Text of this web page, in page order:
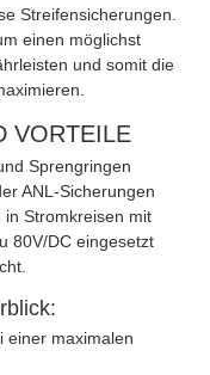
Streifensicherungen.
einen möglichst
und somit die
VORTEILE
Sprengringen
ANL-Sicherungen
Stromkreisen mit
80V/DC eingesetzt
einer maximalen